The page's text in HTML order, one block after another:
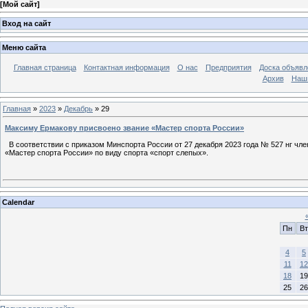
[Мой сайт]
Вход на сайт
Меню сайта
Главная страница Контактная информация О нас Предприятия
Доска
Архив
Главная » 2023 » Декабрь » 29
Максиму Ермакову присвоено звание «Мастер спорта России»
В соответствии с приказом Минспорта России от 27 декабря 2023 года № 527 нг
«Мастер спорта России» по виду спорта «спорт слепых».
Calendar
Пн
Вт
4
5
11
12
18
19
25
26